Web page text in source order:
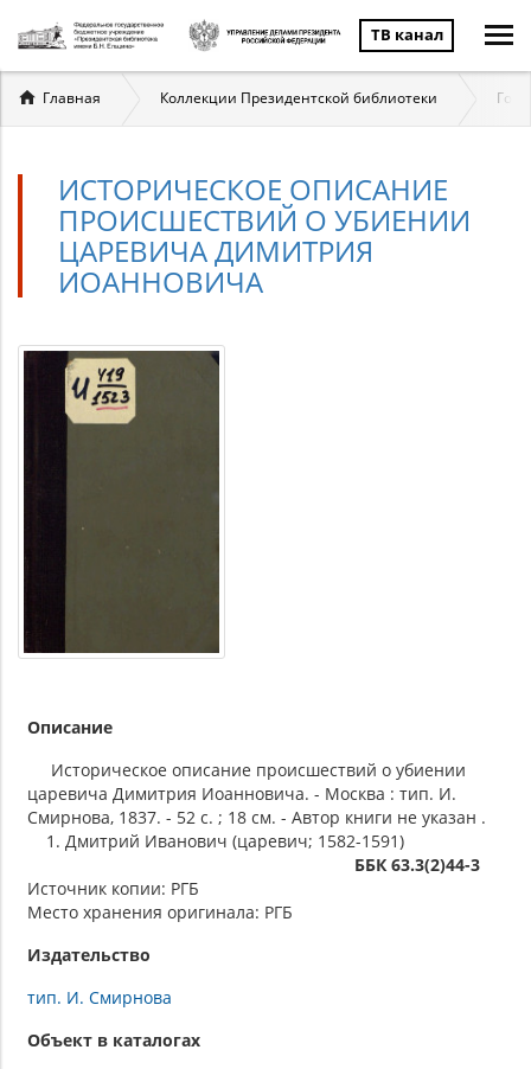
ТВ канал
Вы
здесь
Главная Коллекции Президентской библиотеки
ИСТОРИЧЕСКОЕ ОПИСАНИЕ
ПРОИСШЕСТВИЙ О УБИЕНИИ
ЦАРЕВИЧА ДИМИТРИЯ
ИОАННОВИЧА
Описание
Историческое описание происшествий о убиении
царевича Димитрия Иоанновича. - Москва : тип. И.
Смирнова, 1837. - 52 с. ; 18 см. - Автор книги не указан .
1. Дмитрий Иванович (царевич; 1582-1591)
ББК 63.3(2)44-3
Источник копии: РГБ
Место хранения оригинала: РГБ
Издательство
тип. И. Смирнова
Объект в каталогах